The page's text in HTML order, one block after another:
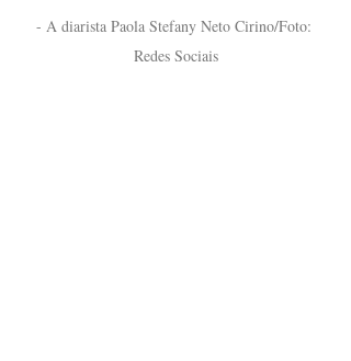
- A diarista Paola Stefany Neto Cirino/Foto:
Redes Sociais